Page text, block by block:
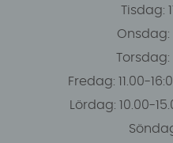
Tisdag:
Onsdag:
Torsdag:
Fredag: 11.00-
Lördag: 10.00-